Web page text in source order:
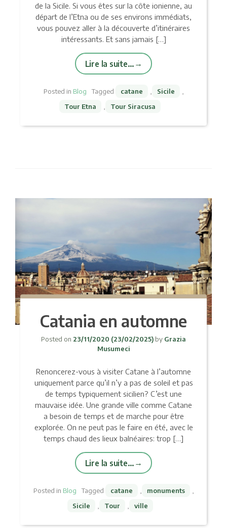
de la Sicile. Si vous êtes sur la côte ionienne, au
départ de l’Etna ou de ses environs immédiats,
vous pouvez aller à la découverte d’itinéraires
intéressants. Et sans jamais […]
Lire la suite…
Posted in Blog Tagged catane Sicile
Tour Etna
Tour Siracusa
Catania en automne
Posted on 23/11/2020 (23/02/2025) by Grazia
Musumeci
Renoncerez-vous à visiter Catane à l’automne
uniquement parce qu’il n’y a pas de soleil et pas
de temps typiquement sicilien? C’est une
mauvaise idée. Une grande ville comme Catane
a besoin de temps et de marche pour être
explorée. On ne peut pas le faire en été, avec le
temps chaud des lieux balnéaires: trop […]
Lire la suite…
Posted in Blog Tagged catane monuments
Sicile
Tour ville